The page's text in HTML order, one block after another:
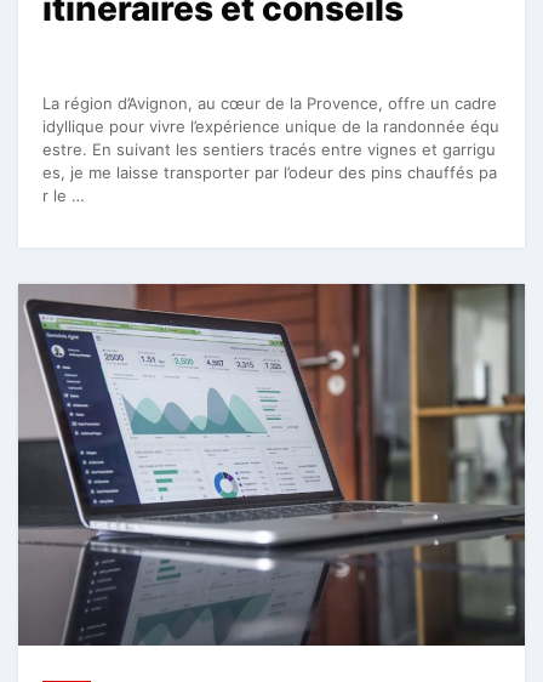
itinéraires et conseils
La région d’Avignon, au cœur de la Provence, offre un cadre
idyllique pour vivre l’expérience unique de la randonnée équ
estre. En suivant les sentiers tracés entre vignes et garrigu
es, je me laisse transporter par l’odeur des pins chauffés pa
r le …